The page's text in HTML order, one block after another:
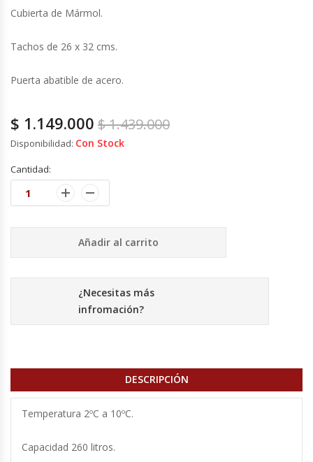
Congeladores Verticales
Coolers / Visicoolers
Cortadoras De Fiambre
Cortadoras De Huesos
Dispensadores De Salsas
Embutidoras
Exhibidoras De Productos Calientes
Exprimidor De Naranjas
Exprimidoras De Cítricos
Extractoras De Jugos
Cubierta de Mármol.
Tachos de 26 x 32 cms.
Puerta abatible de acero.
$1.439.000
$ 1.149.000
Disponibilidad: Con Stock
Cantidad:
Añadir al carrito
¿Necesitas más
infromación?
DESCRIPCIÓN
Temperatura 2ºC a 10ºC.
Capacidad 260 litros.